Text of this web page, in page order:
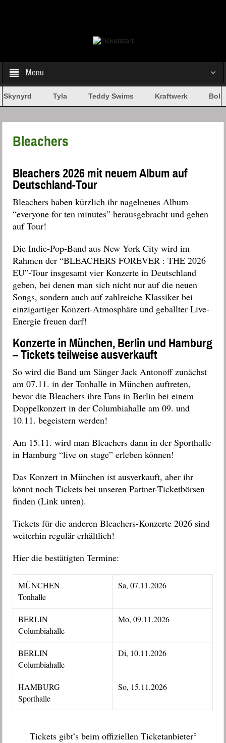
Menu
Tyla Teddy Swims Kraftwerk Bob
Bleachers
Bleachers 2026 mit neuem Album auf
Deutschland-Tour
Bleachers haben kürzlich ihr nagelneues Album
“everyone for ten minutes” herausgebracht und gehen
auf Tour!
Die Indie-Pop-Band aus New York City wird im
Rahmen der “BLEACHERS FOREVER : THE 2026
EU”-Tour insgesamt vier Konzerte in Deutschland
geben, bei denen man sich nicht nur auf die neuen
Songs, sondern auch auf zahlreiche Klassiker bei
einzigartiger Konzert-Atmosphäre und geballter Live-
Energie freuen darf!
Konzerte in München, Berlin und Hamburg
– Tickets teilweise ausverkauft
So wird die Band um Sänger Jack Antonoff zunächst
am 07.11. in der Tonhalle in München auftreten,
bevor die Bleachers ihre Fans in Berlin bei einem
Doppelkonzert in der Columbiahalle am 09. und
10.11. begeistern werden!
Am 15.11. wird man Bleachers dann in der Sporthalle
in Hamburg “live on stage” erleben können!
Das Konzert in München ist ausverkauft, aber ihr
könnt noch Tickets bei unseren Partner-Ticketbörsen
finden (Link unten).
Tickets für die anderen Bleachers-Konzerte 2026 sind
weiterhin regulär erhältlich!
Hier die bestätigten Termine:
MÜNCHEN
Tonhalle
Sa, 07.11.2026
BERLIN
Columbiahalle
Mo, 09.11.2026
BERLIN
Columbiahalle
Di, 10.11.2026
HAMBURG
Sporthalle
So, 15.11.2026
Tickets gibt’s beim offiziellen Ticketanbieter°